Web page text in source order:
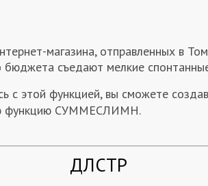
магазина, отправленных в
бюджета съедают мелкие
с этой функцией, вы сможете
функцию СУММЕСЛИМН.
ДЛСТР